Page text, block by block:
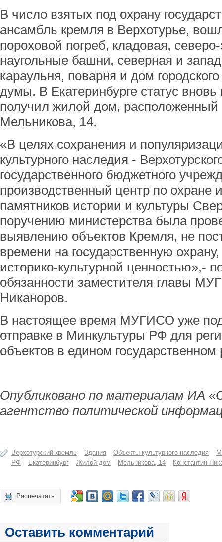
В число взятых под охрану
ансамбль кремля в Верхотурье,
пороховой погреб, кладовая,
наугольные башни, северная и
караульня, поварня и дом
думы. В Екатеринбурге статус
получил жилой дом, расположенный
Мельникова, 14.
«В целях сохранения и
культурного наследия -
государственного бюджетного
производственный центр по охране
памятников истории и культуры
поручению министерства была
выявлению объектов Кремля, не
времени на государственную
историко-культурной ценностью»,-
обязанности заместителя главы
Никаноров.
В настоящее время МУГИСО уже
отправке в Минкультуры РФ для
объектов в едином
Опубликовано по материалам ИА
агентство политической
Верхотурский кремль Здания Объекты культурного наследия
РФ
Екатеринбург Жилой дом Мельникова, 14 Константин
Распечатать
Оставить комментарий